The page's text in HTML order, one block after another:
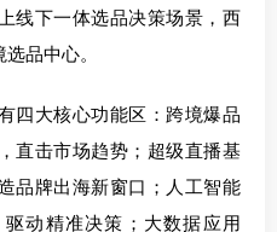
线下一体选品决策场景，西
品中心。
四大核心功能区：跨境爆品
直击市场趋势；超级直播基
品牌出海新窗口；人工智能
动精准决策；大数据应用